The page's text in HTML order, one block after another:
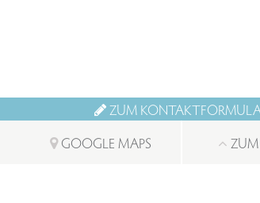
ZUM
GOOGLE MAPS